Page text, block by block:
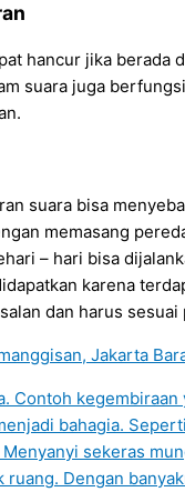
hancur jika
suara juga
suara bisa
memasang
– hari bisa
karena
dan harus sesuai
Contoh
bahagia.
sekeras
Dengan